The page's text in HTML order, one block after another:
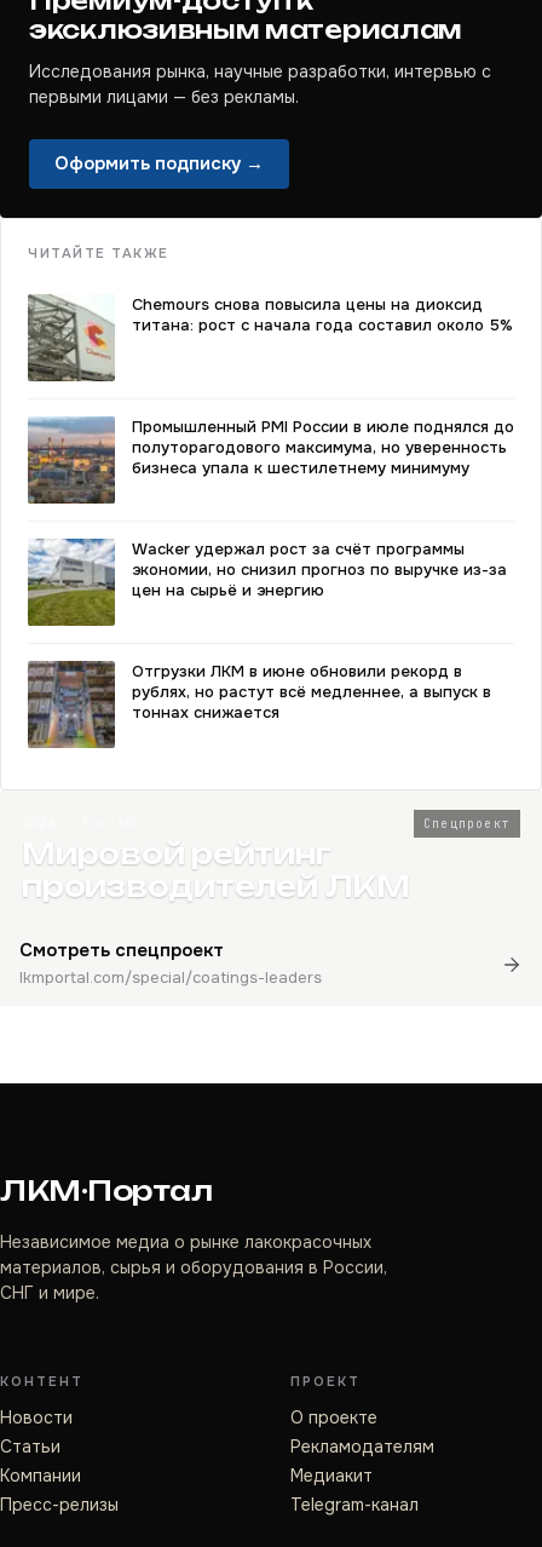
эксклюзивным материалам
Исследования рынка, научные разработки, интервью с
первыми лицами — без рекламы.
Оформить подписку →
ЧИТАЙТЕ ТАКЖЕ
Chemours снова повысила цены на диоксид
титана: рост с начала года составил около 5%
Промышленный PMI России в июле поднялся до
полуторагодового максимума, но уверенность
бизнеса упала к шестилетнему минимуму
Wacker удержал рост за счёт программы
экономии, но снизил прогноз по выручке из-за
цен на сырьё и энергию
Отгрузки ЛКМ в июне обновили рекорд в
рублях, но растут всё медленнее, а выпуск в
тоннах снижается
Спецпроект
Мировой рейтинг
производителей ЛКМ
Смотреть спецпроект
lkmportal.com/special/coatings-leaders
ЛКМ·Портал
Независимое медиа о рынке лакокрасочных
материалов, сырья и оборудования в России,
СНГ и мире.
КОНТЕНТ
Новости
Статьи
Компании
Пресс-релизы
ПРОЕКТ
О проекте
Рекламодателям
Медиакит
Telegram-канал